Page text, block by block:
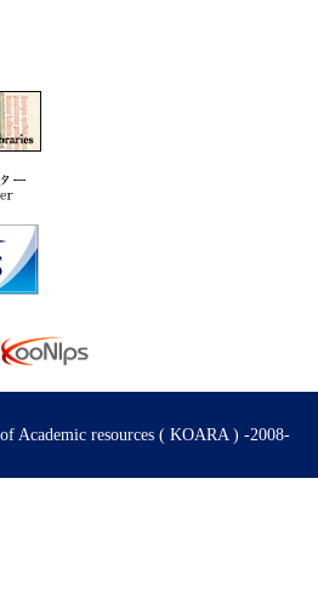
Academic resources ( KOARA ) -2008-